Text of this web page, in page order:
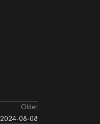
Older
2024-08-08